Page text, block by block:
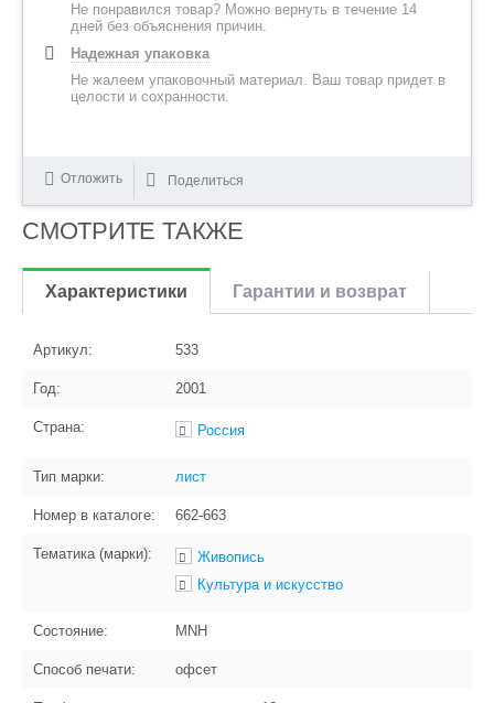
Не понравился товар? Можно вернуть в течение 14
дней без объяснения причин.
Надежная упаковка
Не жалеем упаковочный материал. Ваш товар придет в
целости и сохранности.
Отложить Поделиться
СМОТРИТЕ ТАКЖЕ
Характеристики Гарантии и возврат
Артикул: 533
Год: 2001
Страна: Россия
Тип марки: лист
Номер в каталоге: 662-663
Тематика (марки):
Живопись
Культура и искусство
Состояние: MNH
Способ печати: офсет